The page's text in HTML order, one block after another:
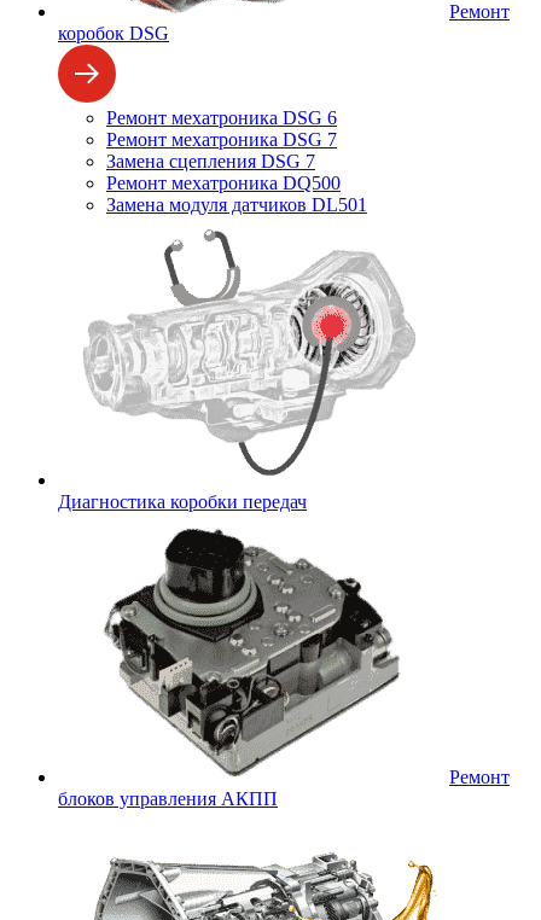
Ремонт
коробок DSG
Ремонт мехатроника DSG 6
Ремонт мехатроника DSG 7
Замена сцепления DSG 7
Ремонт мехатроника DQ500
Замена модуля датчиков DL501
Диагностика коробки передач
Ремонт
блоков управления АКПП